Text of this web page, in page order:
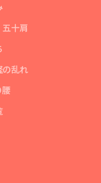
五十肩
の乱れ
腰